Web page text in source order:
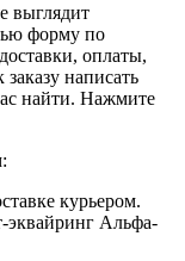
выглядит
форму по
оплаты,
написать
найти. Нажмите
курьером.
эквайринг Альфа-